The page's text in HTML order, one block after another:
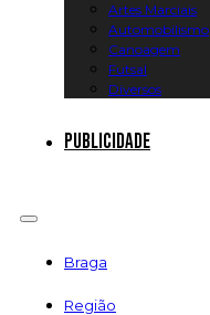
Artes Marciais
Automobilismo
Canoagem
Futsal
Diversos
Publicidade
Braga
Região